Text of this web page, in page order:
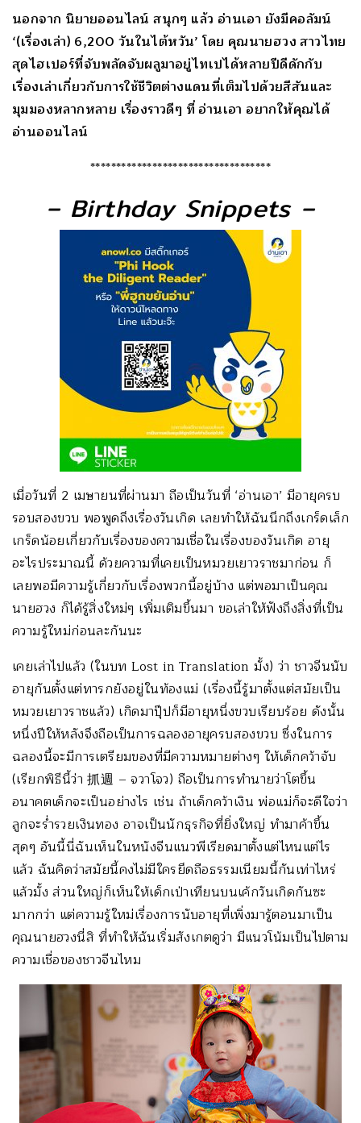
นอกจาก นิยายออนไลน์ สนุกๆ แล้ว อ่านเอา ยังมีคอลัมน์
‘(เรื่องเล่า) 6,200 วันในไต้หวัน’ โดย คุณนายฮวง สาวไทย
สุดไฮเปอร์ที่จับพลัดจับผลูมาอยู่ไทเปได้หลายปีดีดักกับ
เรื่องเล่าเกี่ยวกับการใช้ชีวิตต่างแดนที่เต็มไปด้วยสีสันและ
มุมมองหลากหลาย เรื่องราวดีๆ ที่ อ่านเอา อยากให้คุณได้
อ่านออนไลน์
***********************************
– Birthday Snippets –
เมื่อวันที่ 2 เมษายนที่ผ่านมา ถือเป็นวันที่ ‘อ่านเอา’ มีอายุครบ
รอบสองขวบ พอพูดถึงเรื่องวันเกิด เลยทำให้ฉันนึกถึงเกร็ดเล็ก
เกร็ดน้อยเกี่ยวกับเรื่องของความเชื่อในเรื่องของวันเกิด อายุ
อะไรประมาณนี้ ด้วยความที่เคยเป็นหมวยเยาวราชมาก่อน ก็
เลยพอมีความรู้เกี่ยวกับเรื่องพวกนี้อยู่บ้าง แต่พอมาเป็นคุณ
นายฮวง ก็ได้รู้สิ่งใหม่ๆ เพิ่มเติมขึ้นมา ขอเล่าให้ฟังถึงสิ่งที่เป็น
ความรู้ใหม่ก่อนละกันนะ
เคยเล่าไปแล้ว (ในบท Lost in Translation มั้ง) ว่า ชาวจีนนับ
อายุกันตั้งแต่ทารกยังอยู่ในท้องแม่ (เรื่องนี้รู้มาตั้งแต่สมัยเป็น
หมวยเยาวราชแล้ว) เกิดมาปุ๊ปก็มีอายุหนึ่งขวบเรียบร้อย ดังนั้น
หนึ่งปีให้หลังจึงถือเป็นการฉลองอายุครบสองขวบ ซึ่งในการ
ฉลองนี้จะมีการเตรียมของที่มีความหมายต่างๆ ให้เด็กคว้าจับ
(เรียกพิธีนี้ว่า 抓週 – จวาโจว) ถือเป็นการทำนายว่าโตขึ้น
อนาคตเด็กจะเป็นอย่างไร เช่น ถ้าเด็กคว้าเงิน พ่อแม่ก็จะดีใจว่า
ลูกจะร่ำรวยเงินทอง อาจเป็นนักธุรกิจที่ยิ่งใหญ่ ทำมาค้าขึ้น
สุดๆ อันนี้นี่ฉันเห็นในหนังจีนแนวพีเรียดมาตั้งแต่ไหนแต่ไร
แล้ว ฉันคิดว่าสมัยนี้คงไม่มีใครยึดถือธรรมเนียมนี้กันเท่าไหร่
แล้วมั้ง ส่วนใหญ่ก็เห็นให้เด็กเป่าเทียนบนเค้กวันเกิดกันซะ
มากกว่า แต่ความรู้ใหม่เรื่องการนับอายุที่เพิ่งมารู้ตอนมาเป็น
คุณนายฮวงนี่สิ ที่ทำให้ฉันเริ่มสังเกตดูว่า มีแนวโน้มเป็นไปตาม
ความเชื่อของชาวจีนไหม